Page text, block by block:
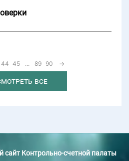
44 45 ... 89 90 →
все
Контрольно-счетной палаты